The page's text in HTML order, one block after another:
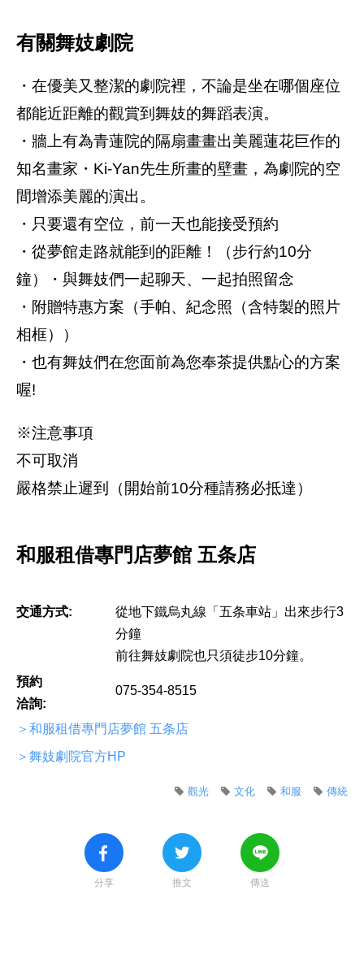
有關舞妓劇院
・在優美又整潔的劇院裡，不論是坐在哪個座位
都能近距離的觀賞到舞妓的舞蹈表演。
・牆上有為青蓮院的隔扇畫畫出美麗蓮花巨作的
知名畫家・Ki-Yan先生所畫的壁畫，為劇院的空
間增添美麗的演出。
・只要還有空位，前一天也能接受預約
・從夢館走路就能到的距離！（步行約10分
鐘）・與舞妓們一起聊天、一起拍照留念
・附贈特惠方案（手帕、紀念照（含特製的照片
相框））
・也有舞妓們在您面前為您奉茶提供點心的方案
喔!
※注意事項
不可取消
嚴格禁止遲到（開始前10分種請務必抵達）
和服租借專門店夢館 五条店
交通方式:
從地下鐵烏丸線「五条車站」出來步行3
分鐘
前往舞妓劇院也只須徒步10分鐘。
預約
洽詢:
075-354-8515
＞和服租借專門店夢館 五条店
＞舞妓劇院官方HP
傳統
和服
文化
觀光
分享 推文 傳送